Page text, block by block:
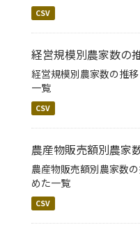
CSV
経営規模別農家数の
経営規模別農家数の推
一覧
CSV
農産物販売額別農家
農産物販売額別農家数
めた一覧
CSV